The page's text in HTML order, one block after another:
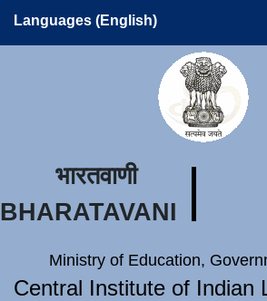
Languages (English)
भारतवाणी
BHARATAVANI
Ministry of Education,
Central Institute of Indian